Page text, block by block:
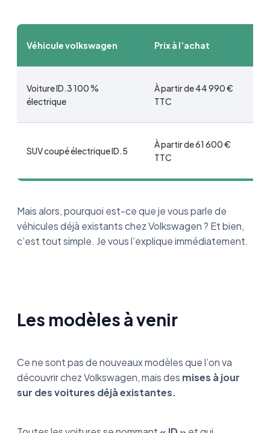
Véhicule volkswagen Prix à l’achat
Voiture ID.3 100 %
électrique
À partir de 44 990 €
TTC
SUV coupé électrique ID.5
À partir de 61 600 €
TTC
Mais alors, pourquoi est-ce que je vous parle de
véhicules déjà existants chez Volkswagen ? Et bien,
c’est tout simple. Je vous l’explique immédiatement.
Les modèles à venir
Ce ne sont pas de nouveaux modèles que l’on va
découvrir chez Volkswagen, mais des mises à jour
sur des voitures déjà existantes.